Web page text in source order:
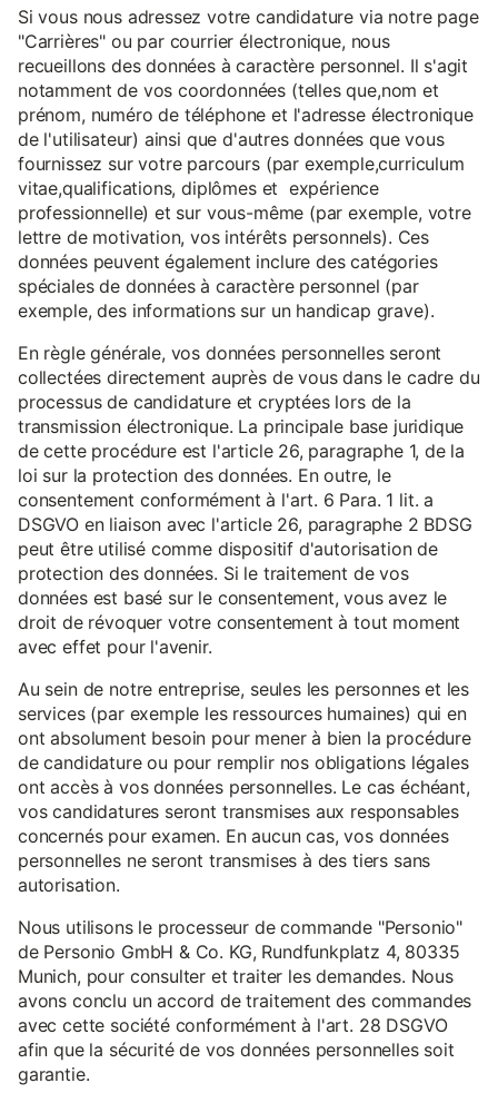
Si vous nous adressez votre candidature via notre page
"Carrières" ou par courrier électronique, nous
recueillons des données à caractère personnel. Il s'agit
notamment de vos coordonnées (telles que,nom et
prénom, numéro de téléphone et l'adresse électronique
de l'utilisateur) ainsi que d'autres données que vous
fournissez sur votre parcours (par exemple,curriculum
vitae,qualifications, diplômes et expérience
professionnelle) et sur vous-même (par exemple, votre
lettre de motivation, vos intérêts personnels). Ces
données peuvent également inclure des catégories
spéciales de données à caractère personnel (par
exemple, des informations sur un handicap grave).
En règle générale, vos données personnelles seront
collectées directement auprès de vous dans le cadre du
processus de candidature et cryptées lors de la
transmission électronique. La principale base juridique
de cette procédure est l'article 26, paragraphe 1, de la
loi sur la protection des données. En outre, le
consentement conformément à l'art. 6 Para. 1 lit. a
DSGVO en liaison avec l'article 26, paragraphe 2 BDSG
peut être utilisé comme dispositif d'autorisation de
protection des données. Si le traitement de vos
données est basé sur le consentement, vous avez le
droit de révoquer votre consentement à tout moment
avec effet pour l'avenir.
Au sein de notre entreprise, seules les personnes et les
services (par exemple les ressources humaines) qui en
ont absolument besoin pour mener à bien la procédure
de candidature ou pour remplir nos obligations légales
ont accès à vos données personnelles. Le cas échéant,
vos candidatures seront transmises aux responsables
concernés pour examen. En aucun cas, vos données
personnelles ne seront transmises à des tiers sans
autorisation.
Nous utilisons le processeur de commande "Personio"
de Personio GmbH & Co. KG, Rundfunkplatz 4, 80335
Munich, pour consulter et traiter les demandes. Nous
avons conclu un accord de traitement des commandes
avec cette société conformément à l'art. 28 DSGVO
afin que la sécurité de vos données personnelles soit
garantie.